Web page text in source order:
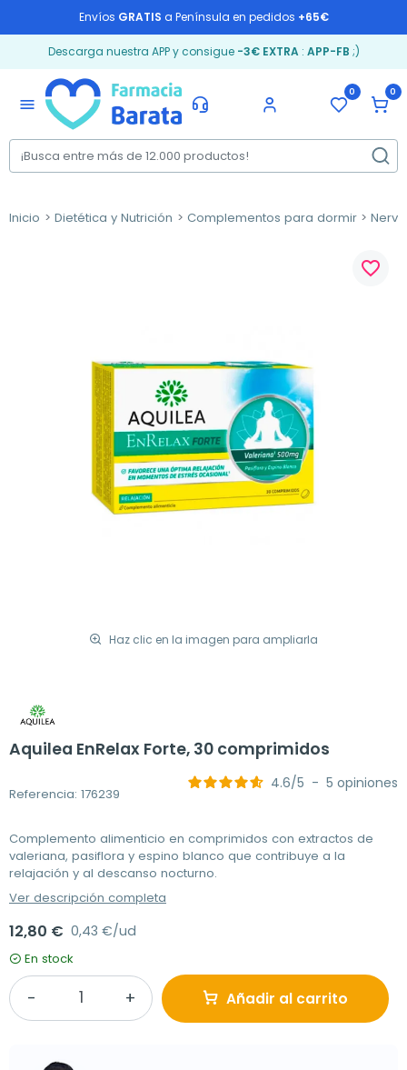
Envíos GRATIS a Península en pedidos +65€
Descarga nuestra APP y consigue -3€ EXTRA: APP-FB ;)
menu
0 0
Inicio Dietética y Nutrición Complementos para dormir
Haz clic en la imagen para ampliarla
favorite_border
Aquilea EnRelax Forte, 30 comprimidos
Referencia: 176239
4.6/5 - 5 opiniones
Complemento alimenticio en comprimidos con extractos de
valeriana, pasiflora y espino blanco que contribuye a la
relajación y al descanso nocturno.
Ver descripción completa
12,80 € 0,43 €/ud
En stock
Añadir al carrito